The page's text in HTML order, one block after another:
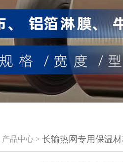
产品中心 > 长输热网专用保温